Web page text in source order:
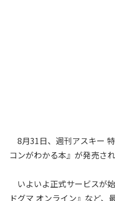
8月31日、週刊アスキー
コンがわかる本』が発売され
いよいよ正式サービスが
ドグマ オンライン』など、